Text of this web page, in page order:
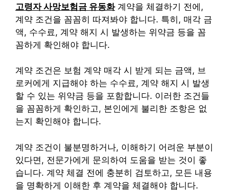
고령자 사망보험금 유동화계약을 체결하기 전에,
계약 조건을 꼼꼼히 따져봐야 합니다. 특히, 매각 금
액, 수수료, 계약 해지 시 발생하는 위약금 등을 꼼
꼼하게 확인해야 합니다.
계약 조건은 보험 계약 매각 시 받게 되는 금액, 브
로커에게 지급해야 하는 수수료, 계약 해지 시 발생
할 수 있는 위약금 등을 포함합니다. 이러한 조건들
을 꼼꼼하게 확인하고, 본인에게 불리한 조항은 없
는지 확인해야 합니다.
계약 조건이 불분명하거나, 이해하기 어려운 부분이
있다면, 전문가에게 문의하여 도움을 받는 것이 좋
습니다. 계약 체결 전에 충분히 검토하고, 모든 내용
을 명확하게 이해한 후 계약을 체결해야 합니다.